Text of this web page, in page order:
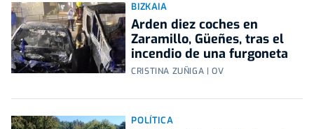
BIZKAIA
Arden diez coches en
Zaramillo, Güeñes, tras el
incendio de una furgoneta
CRISTINA ZUÑIGA | OV
POLÍTICA